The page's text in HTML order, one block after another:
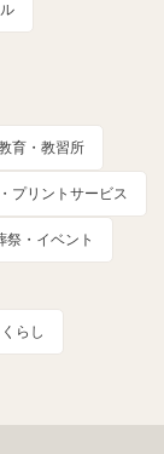
育・教習所
プリントサービス
祭・イベント
らし